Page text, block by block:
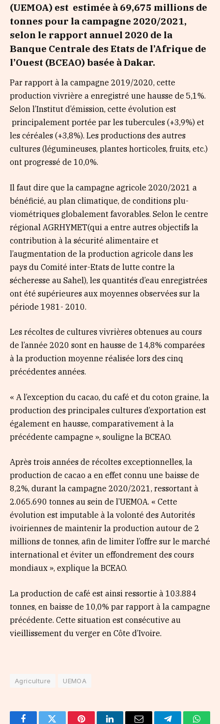
(UEMOA) est estimée à 69,675 millions de
tonnes pour la campagne 2020/2021,
selon le rapport annuel 2020 de la
Banque Centrale des Etats de l’Afrique de
l’Ouest (BCEAO) basée à Dakar.
Par rapport à la campagne 2019/2020, cette
production vivrière a enregistré une hausse de 5,1%.
Selon l’Institut d’émission, cette évolution est
principalement portée par les tubercules (+3,9%) et
les céréales (+3,8%). Les productions des autres
cultures (légumineuses, plantes horticoles, fruits, etc.)
ont progressé de 10,0%.
Il faut dire que la campagne agricole 2020/2021 a
béné­ficié, au plan climatique, de conditions plu­
viométriques globalement favorables. Selon le centre
régional AGRHYMET(qui a entre autres objectifs la
contribution à la sécurité alimentaire et
l’augmentation de la production agricole dans les
pays du Comité inter-Etats de lutte contre la
sécheresse au Sahel), les quantités d’eau enregistrées
ont été supérieures aux moyennes observées sur la
période 1981- 2010.
Les récoltes de cultures vivrières obtenues au cours
de l’année 2020 sont en hausse de 14,8% comparées
à la production moyenne réalisée lors des cinq
précédentes années.
« A l’exception du cacao, du café et du coton graine, la
production des principales cultures d’exportation est
également en hausse, com­parativement à la
précédente campagne », souligne la BCEAO.
Après trois années de récoltes exceptionnelles, la
production de cacao a en effet connu une baisse de
8,2%, durant la campagne 2020/2021, ressortant à
2.065.690 tonnes au sein de l’UEMOA. « Cette
évolution est imputable à la volonté des Autorités
ivoiriennes de maintenir la production autour de 2
millions de tonnes, afin de limiter l’offre sur le marché
international et éviter un effondrement des cours
mondiaux », explique la BCEAO.
La production de café est ainsi ressortie à 103.884
tonnes, en baisse de 10,0% par rapport à la cam­pagne
précédente. Cette situation est consécu­tive au
vieillissement du verger en Côte d’Ivoire.
Agriculture UEMOA